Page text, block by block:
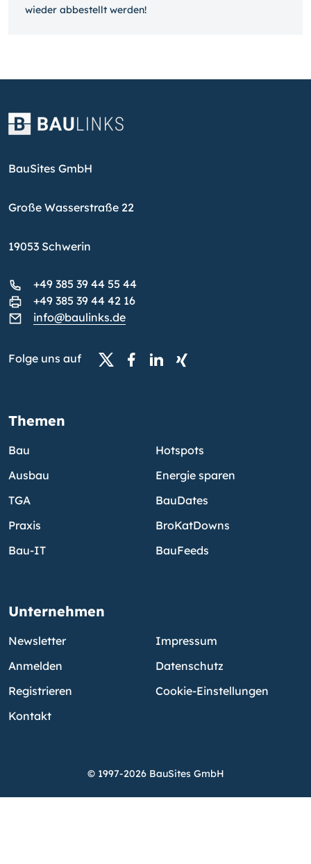
wieder ab­bestellt werden!
BauSites GmbH
Große Wasserstraße 22
19053 Schwerin
+49 385 39 44 55 44
+49 385 39 44 42 16
info@baulinks.de
Folge uns auf
Themen
Bau
Ausbau
TGA
Praxis
Bau-IT
Hotspots
Energie sparen
BauDates
BroKatDowns
BauFeeds
Unternehmen
Newsletter
Anmelden
Registrieren
Kontakt
Impressum
Datenschutz
Cookie-Einstellungen
© 1997-2026 BauSites GmbH